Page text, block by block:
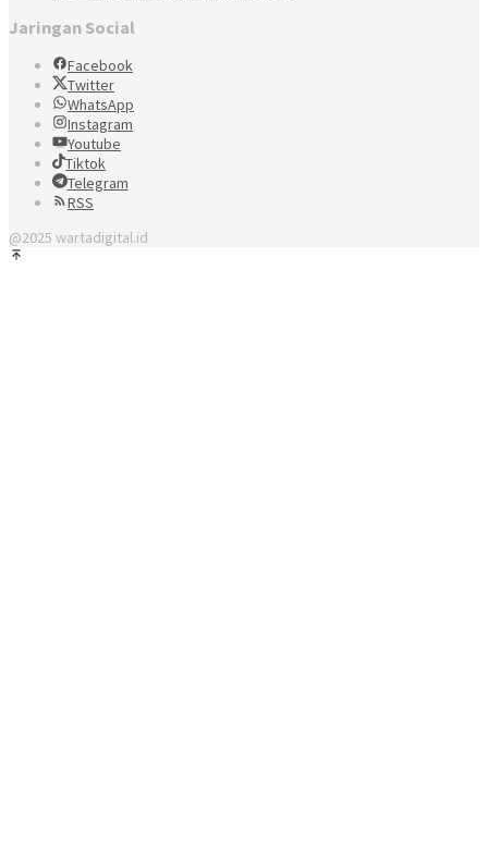
Jaringan Social
Facebook
Twitter
WhatsApp
Instagram
Youtube
Tiktok
Telegram
RSS
@2025 wartadigital.id